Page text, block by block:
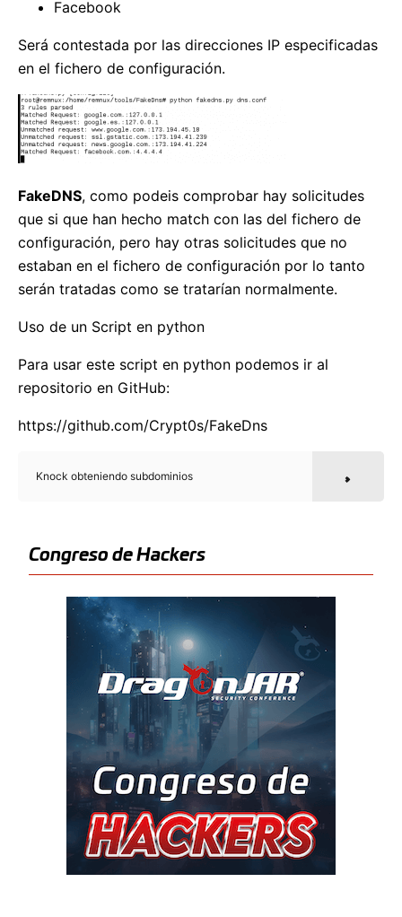
Facebook
Será contestada por las direcciones IP especificadas
en el fichero de configuración.
FakeDNS, como podeis comprobar hay solicitudes
que si que han hecho match con las del fichero de
configuración, pero hay otras solicitudes que no
estaban en el fichero de configuración por lo tanto
serán tratadas como se tratarían normalmente.
Uso de un Script en python
Para usar este script en python podemos ir al
repositorio en GitHub:
https://github.com/Crypt0s/FakeDns
Knock obteniendo subdominios
Congreso de Hackers